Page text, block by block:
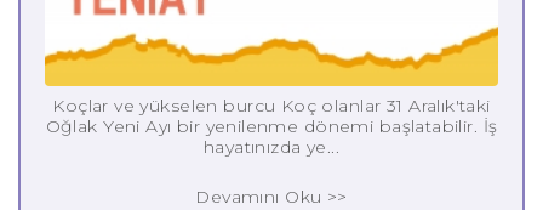
Koçlar ve yükselen burcu Koç olanlar 31 Aralık'taki
Oğlak Yeni Ayı bir yenilenme dönemi başlatabilir. İş
hayatınızda ye...
Devamını Oku >>